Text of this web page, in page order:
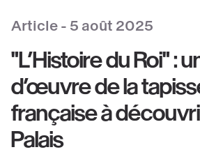
Article - 5 août 2025
"L’Histoire du Roi" :
d’œuvre de la
française à
Palais